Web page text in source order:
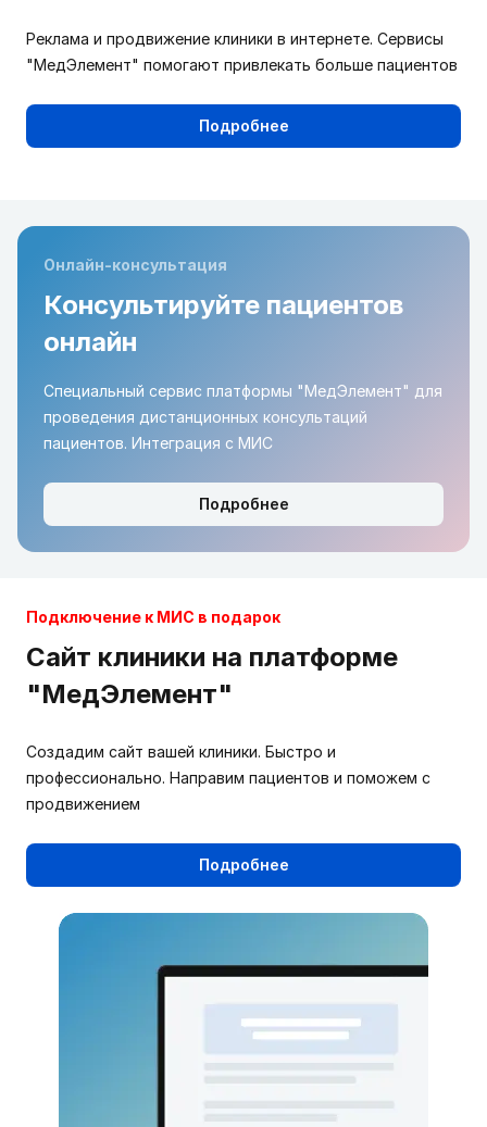
Реклама и продвижение клиники в интернете. Сервисы
"МедЭлемент" помогают привлекать больше пациентов
Подробнее
Онлайн-консультация
Консультируйте пациентов
онлайн
Специальный сервис платформы "МедЭлемент" для
проведения дистанционных консультаций
пациентов. Интеграция с МИС
Подробнее
Подключение к МИС в подарок
Сайт клиники на платформе
"МедЭлемент"
Создадим сайт вашей клиники. Быстро и
профессионально. Направим пациентов и поможем с
продвижением
Подробнее